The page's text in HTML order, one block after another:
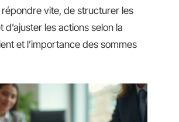
vite, de structurer les
d’ajuster les actions selon la
et l’importance des sommes